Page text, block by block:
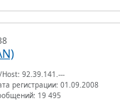
Host: 92.39.141.---
регистрации: 01.09.2008
19 495